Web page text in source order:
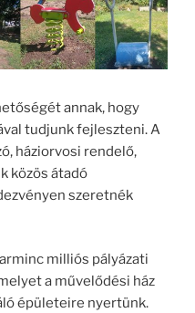
annak, hogy
tudjunk fejleszteni. A
háziorvosi rendelő,
közös átadó
szeretnék
milliós pályázati
a művelődési ház
épületeire nyertünk.